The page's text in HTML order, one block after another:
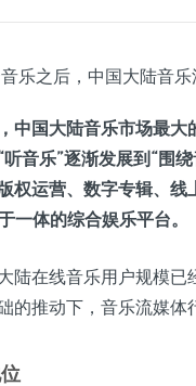
中国大陆音乐市场最
音乐”逐渐发展到“围
权运营、数字专辑、
一体的综合娱乐平台。
陆在线音乐用户规模
的推动下，音乐流媒体